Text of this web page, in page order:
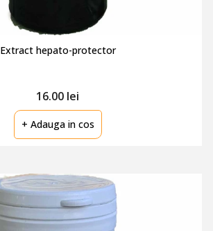
Extract hepato-protector
16.00 lei
+ Adauga in cos